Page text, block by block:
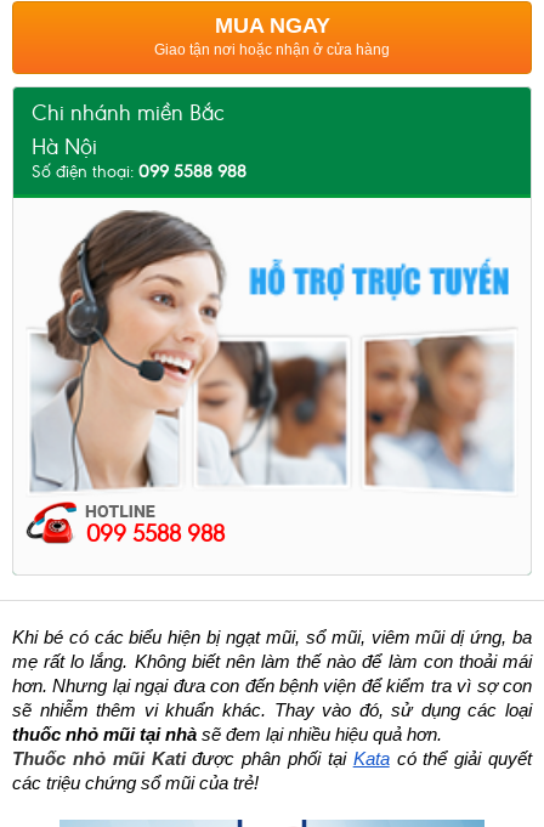
MUA NGAY
Giao tận nơi hoặc nhận ở cửa hàng
Chi nhánh miền Bắc
Hà Nội
Số điện thoại: 099 5588 988
099 5588 988
Khi bé có các biểu hiện bị ngạt mũi, sổ mũi, viêm mũi dị ứng, ba
mẹ rất lo lắng. Không biết nên làm thế nào để làm con thoải mái
hơn. Nhưng lại ngại đưa con đến bệnh viện để kiểm tra vì sợ con
sẽ nhiễm thêm vi khuẩn khác. Thay vào đó, sử dụng các loại
thuốc nhỏ mũi tại nhà sẽ đem lại nhiều hiệu quả hơn.
Thuốc nhỏ mũi Kati được phân phối tại Kata có thể giải quyết
các triệu chứng sổ mũi của trẻ!